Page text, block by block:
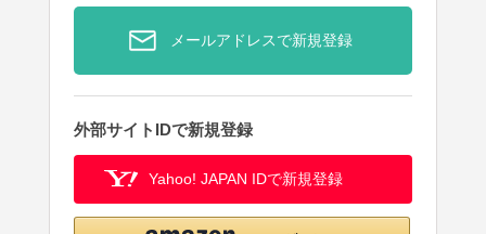
メールアドレスで新規登録
外部サイトIDで新規登録
Yahoo! JAPAN IDで新規登録